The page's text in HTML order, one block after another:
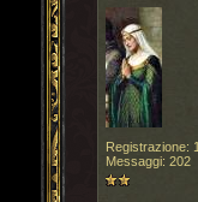
Registrazione:
Messaggi: 202